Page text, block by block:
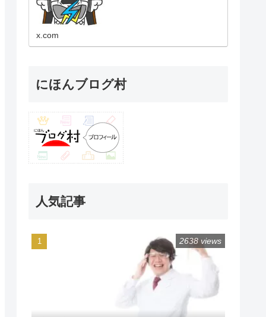
x.com
にほんブログ村
人気記事
2638 views